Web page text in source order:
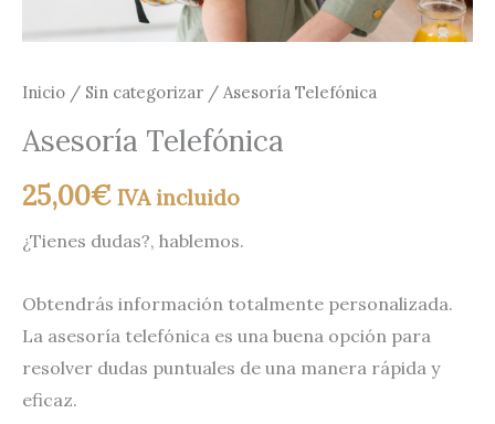
Inicio / Sin categorizar / Asesoría Telefónica
Asesoría Telefónica
25,00€ IVA incluido
¿Tienes dudas?, hablemos.
Obtendrás información totalmente personalizada.
La asesoría telefónica es una buena opción para
resolver dudas puntuales de una manera rápida y
eficaz.